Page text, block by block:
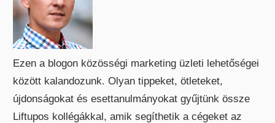
Ezen a blogon közösségi marketing üzleti lehetőségei
között kalandozunk. Olyan tippeket, ötleteket,
újdonságokat és esettanulmányokat gyűjtünk össze
Liftupos kollégákkal, amik segíthetik a cégeket az